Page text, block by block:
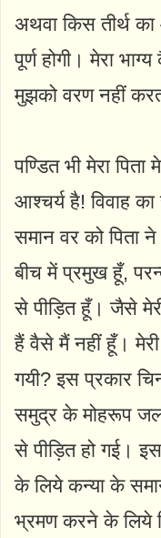
अथवा किस तीर्थ
पूर्ण होगी। मेरा
मुझको वरण नहीं
पण्डित भी मेरा पिता
आश्चर्य है! विवाह
समान वर को पिता
बीच में प्रमुख हूँ,
से पीड़ित हूँ। जैसे
हैं वैसे मैं नहीं हूँ। मेरी
गयी? इस प्रकार
समुद्र के मोहरूप जल
से पीड़ित हो गई।
के लिये कन्या के
भ्रमण करने के लिये